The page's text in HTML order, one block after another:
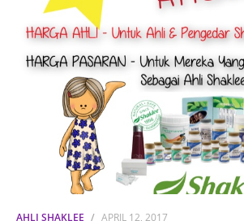
AHLI SHAKLEE APRIL 12, 2017